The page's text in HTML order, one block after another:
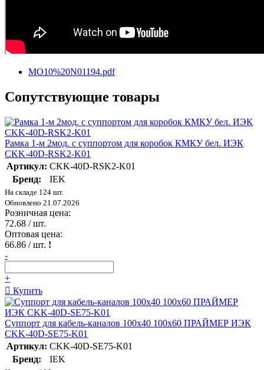
MO10%20N01194.pdf
Сопутствующие товары
Рамка 1-м 2мод. с суппортом для коробок КМКУ бел. ИЭК
CKK-40D-RSK2-K01
Артикул: CKK-40D-RSK2-K01
Бренд:
IEK
На складе 124 шт.
Обновлено 21.07.2026
Розничная цена:
72.68 / шт.
Оптовая цена:
66.86 / шт. !
-
+
Купить
Суппорт для кабель-каналов 100х40 100х60 ПРАЙМЕР ИЭК
CKK-40D-SE75-K01
Артикул: CKK-40D-SE75-K01
Бренд:
IEK